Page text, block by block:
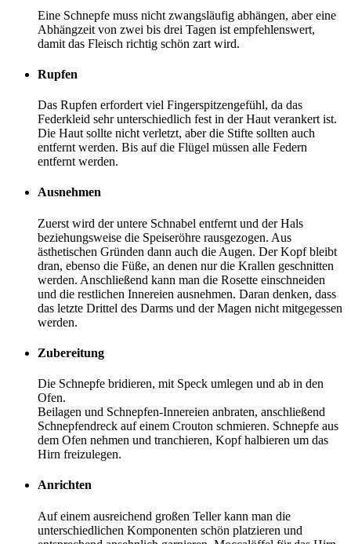
Eine Schnepfe muss nicht zwangsläufig abhängen, aber eine
Abhängzeit von zwei bis drei Tagen ist empfehlenswert,
damit das Fleisch richtig schön zart wird.
Rupfen
Das Rupfen erfordert viel Fingerspitzengefühl, da das
Federkleid sehr unterschiedlich fest in der Haut verankert ist.
Die Haut sollte nicht verletzt, aber die Stifte sollten auch
entfernt werden. Bis auf die Flügel müssen alle Federn
entfernt werden.
Ausnehmen
Zuerst wird der untere Schnabel entfernt und der Hals
beziehungsweise die Speiseröhre rausgezogen. Aus
ästhetischen Gründen dann auch die Augen. Der Kopf bleibt
dran, ebenso die Füße, an denen nur die Krallen geschnitten
werden. Anschließend kann man die Rosette einschneiden
und die restlichen Innereien ausnehmen. Daran denken, dass
das letzte Drittel des Darms und der Magen nicht mitgegessen
werden.
Zubereitung
Die Schnepfe bridieren, mit Speck umlegen und ab in den
Ofen.
Beilagen und Schnepfen-Innereien anbraten, anschließend
Schnepfendreck auf einem Crouton schmieren. Schnepfe aus
dem Ofen nehmen und tranchieren, Kopf halbieren um das
Hirn freizulegen.
Anrichten
Auf einem ausreichend großen Teller kann man die
unterschiedlichen Komponenten schön platzieren und